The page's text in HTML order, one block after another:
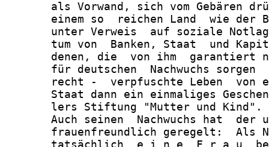
als Vorwand, sich vom Gebären
einem so  reichen Land  wie der
unter Verweis  auf soziale
tum von  Banken, Staat  und
denen, die  von ihm  garantiert
für deutschen  Nachwuchs sorgen
recht -  verpfuschte Leben  von
Staat dann ein einmaliges
       lers Stiftung "Mutter und Kind".
Auch seinen  Nachwuchs hat  der
frauenfreundlich geregelt:  Als